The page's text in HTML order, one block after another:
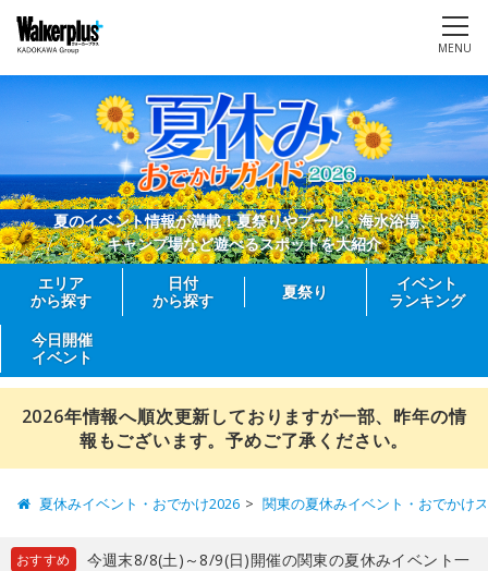
MENU
夏のイベント情報が満載！夏祭りやプール、海水浴場、
キャンプ場など遊べるスポットを大紹介
エリア
から探す
日付
から探す
夏祭り
イベント
ランキング
今日開催
イベント
2026年情報へ順次更新しておりますが一部、昨年の情
報もございます。予めご了承ください。
夏休みイベント・おでかけ2026 関東の夏休みイベント・おでかけ
おすすめ
今週末8/8(土)～8/9(日)開催の関東の夏休みイベント一